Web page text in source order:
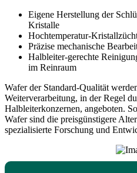
Eigene Herstellung der
Kristalle
Hochtemperatur-
Präzise mechanische
Halbleiter-gerechte
im Reinraum
Wafer der Standard-Qualität
Weiterverarbeitung, in der Regel
Halbleiterkonzernen, angeboten.
Wafer sind die preisgünstigere
spezialisierte Forschung und